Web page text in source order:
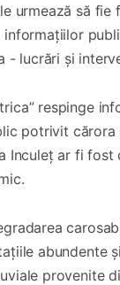
urmează să fie
informațiilor
- lucrări și
respinge
potrivit cărora
Inculeț ar fi fost
abundente
provenite